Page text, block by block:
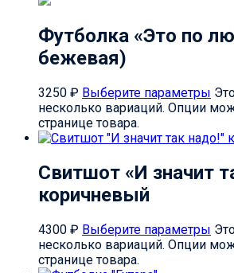
Футболка «Это по
бежевая)
3250 ₽ Выберите параметры
несколько вариаций. Опции
странице товара.
Свитшот «И значит
коричневый
4300 ₽ Выберите параметры
несколько вариаций. Опции
странице товара.